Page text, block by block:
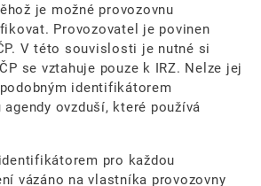
je možné provozovnu
Provozovatel je povinen
V této souvislosti je nutné si
se vztahuje pouze k IRZ. Nelze jej
identifikátorem
agendy ovzduší, které používá
pro každou
vázáno na vlastníka provozovny